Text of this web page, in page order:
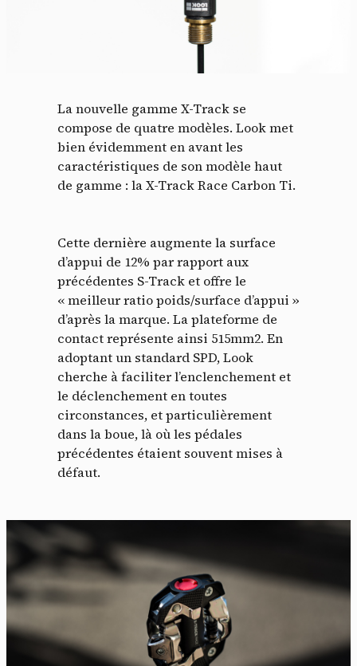
La nouvelle gamme X-Track se
compose de quatre modèles. Look met
bien évidemment en avant les
caractéristiques de son modèle haut
de gamme : la X-Track Race Carbon Ti.
Cette dernière augmente la surface
d’appui de 12% par rapport aux
précédentes S-Track et offre le
« meilleur ratio poids/surface d’appui »
d’après la marque. La plateforme de
contact représente ainsi 515mm2. En
adoptant un standard SPD, Look
cherche à faciliter l’enclenchement et
le déclenchement en toutes
circonstances, et particulièrement
dans la boue, là où les pédales
précédentes étaient souvent mises à
défaut.